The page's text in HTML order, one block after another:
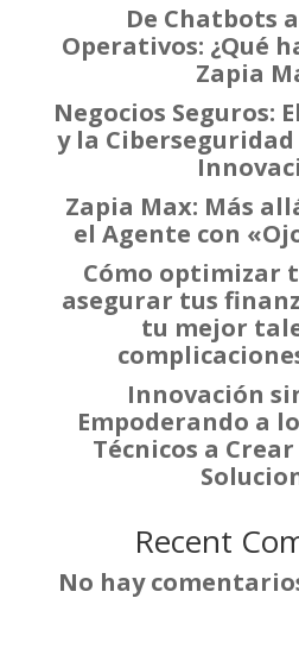
De Chatbots
Operativos: ¿Qué
Zapia
Negocios Seguros:
y la
Zapia Max: Más
el Agente con
Cómo optimizar
asegurar tus
tu mejor
Innovación
Empoderando a
Técnicos a
Recent
No hay